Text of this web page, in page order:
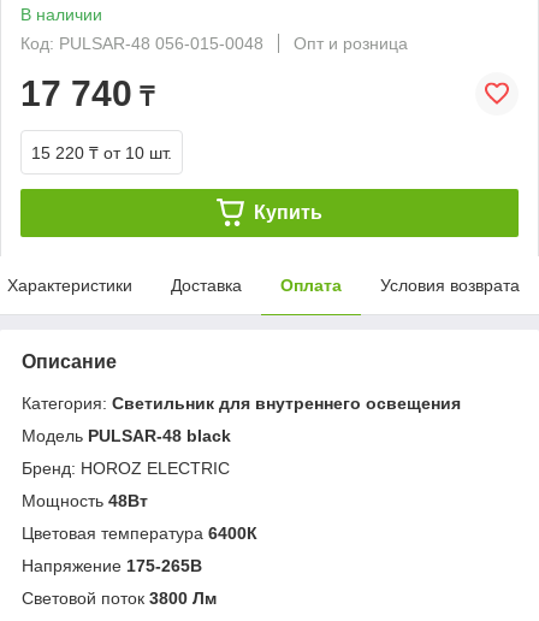
В наличии
Код: PULSAR-48 056-015-0048
Опт и розница
17 740 ₸
15 220 ₸ от 10 шт.
Купить
Характеристики Доставка Оплата Условия возврата
Описание
Категория: Светильник для внутреннего освещения
Модель PULSAR-48 black
Бренд: HOROZ ELECTRIC
Мощность 48Вт
Цветовая температура 6400К
Напряжение 175-265В
Световой поток 3800 Лм